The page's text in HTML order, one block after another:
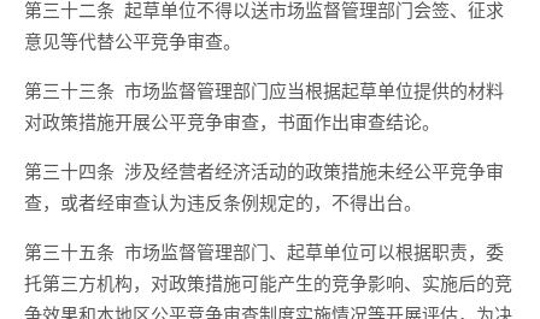
第三十二条 起草单位不得以送市场监督管理部门会签、征求
意见等代替公平竞争审查。
第三十三条 市场监督管理部门应当根据起草单位提供的材料
对政策措施开展公平竞争审查，书面作出审查结论。
第三十四条 涉及经营者经济活动的政策措施未经公平竞争审
查，或者经审查认为违反条例规定的，不得出台。
第三十五条 市场监督管理部门、起草单位可以根据职责，委
托第三方机构，对政策措施可能产生的竞争影响、实施后的竞
争效果和本地区公平竞争审查制度实施情况等开展评估，为决